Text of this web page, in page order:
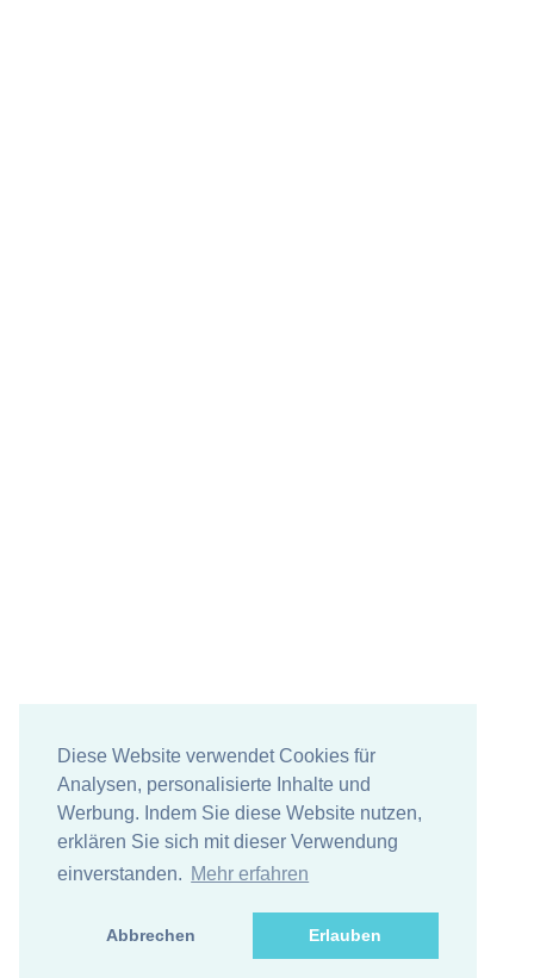
Diese Website verwendet Cookies für
Analysen, personalisierte Inhalte und
Werbung. Indem Sie diese Website nutzen,
erklären Sie sich mit dieser Verwendung
einverstanden. Mehr erfahren
Abbrechen Erlauben